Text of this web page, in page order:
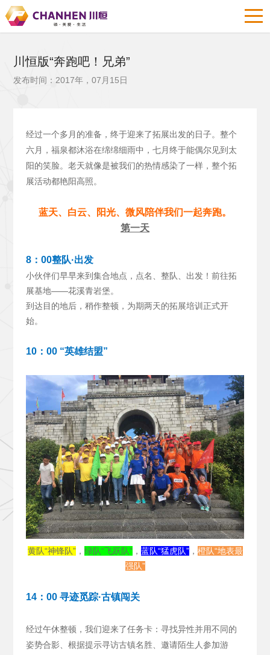
川恒版“奔跑吧！兄弟”
发布时间：2017年，07月15日
经过一个多月的准备，终于迎来了拓展出发的日子。整个
六月，福泉都沐浴在绵绵细雨中，七月终于能偶尔见到太
阳的笑脸。老天就像是被我们的热情感染了一样，整个拓
展活动都艳阳高照。
蓝天、白云、阳光、微风陪伴我们一起奔跑。
第一天
8：00整队·出发
小伙伴们早早来到集合地点，点名、整队、出发！前往拓
展基地——花溪青岩堡。
到达目的地后，稍作整顿，为期两天的拓展培训正式开
始。
10：00 “英雄结盟”
黄队“神锋队” ， 绿队“飞跃队” ， 蓝队“猛虎队”， 橙队“地表最
强队”
14：00 寻迹觅踪·古镇闯关
经过午休整顿，我们迎来了任务卡：寻找异性并用不同的
姿势合影、根据提示寻访古镇名胜、邀请陌生人参加游